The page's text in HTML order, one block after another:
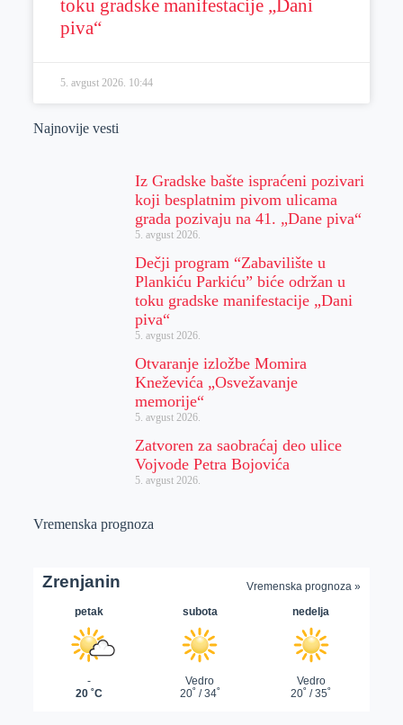
toku gradske manifestacije „Dani
piva“
5. avgust 2026. 10:44
Najnovije vesti
Iz Gradske bašte ispraćeni pozivari
koji besplatnim pivom ulicama
grada pozivaju na 41. „Dane piva“
5. avgust 2026.
Dečji program “Zabavilište u
Plankiću Parkiću” biće održan u
toku gradske manifestacije „Dani
piva“
5. avgust 2026.
Otvaranje izložbe Momira
Kneževića „Osvežavanje
memorije“
5. avgust 2026.
Zatvoren za saobraćaj deo ulice
Vojvode Petra Bojovića
5. avgust 2026.
Vremenska prognoza